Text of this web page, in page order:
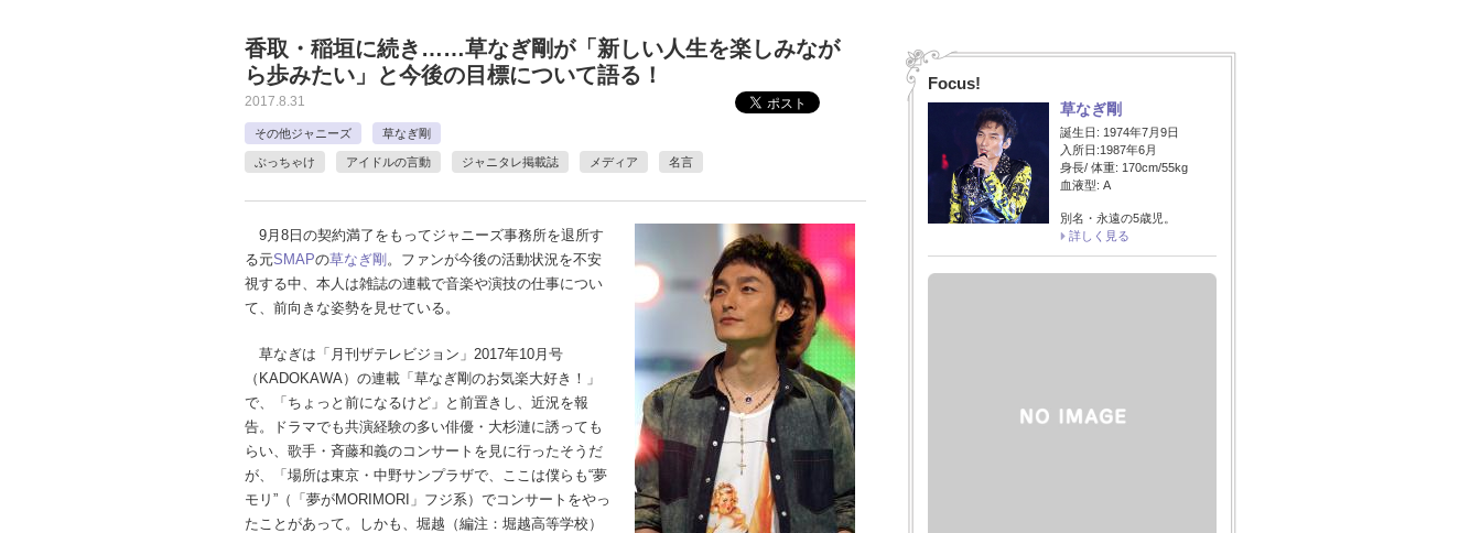
香取・稲垣に続き……草なぎ剛が「新しい人生を楽しみなが
ら歩みたい」と今後の目標について語る！
2017.8.31
その他ジャニーズ 草なぎ剛
ぶっちゃけ アイドルの言動 ジャニタレ掲載誌 メディア 名言
9月8日の契約満了をもってジャニーズ事務所を退所す
る元SMAPの草なぎ剛 。ファンが今後の活動状況を不安
視する中、本人は雑誌の連載で音楽や演技の仕事につい
て、前向きな姿勢を見せている。
草なぎは「月刊ザテレビジョン」2017年10月号
（KADOKAWA）の連載「草なぎ剛のお気楽大好き！」
で、「ちょっと前になるけど」と前置きし、近況を報
告。ドラマでも共演経験の多い俳優・大杉漣に誘っても
らい、歌手・斉藤和義のコンサートを見に行ったそうだ
が、「場所は東京・中野サンプラザで、ここは僕らも“夢
モリ”（「夢がMORIMORI」フジ系）でコンサートをやっ
たことがあって。しかも、堀越（編注：堀越高等学校）
Focus!
草なぎ剛
誕生日: 1974年7月9日
入所日:1987年6月
身長/ 体重: 170cm/55kg
血液型: A
別名・永遠の5歳児。
詳しく見る